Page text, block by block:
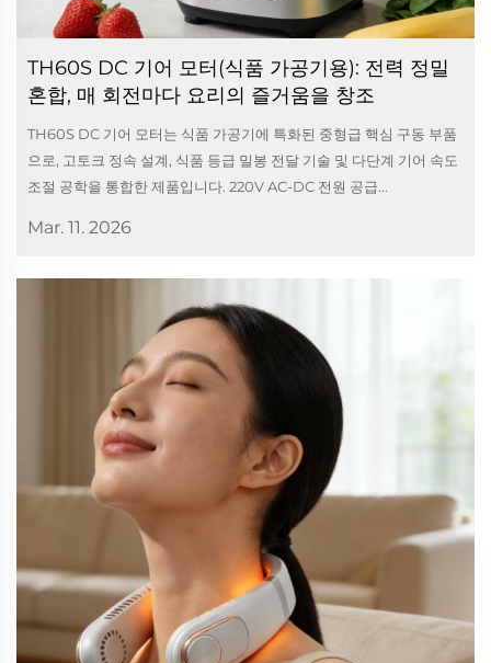
TH60S DC 기어 모터(식품 가공기용): 전력 정밀
혼합, 매 회전마다 요리의 즐거움을 창조
TH60S DC 기어 모터는 식품 가공기에 특화된 중형급 핵심 구동 부품
으로, 고토크 정속 설계, 식품 등급 밀봉 전달 기술 및 다단계 기어 속도
조절 공학을 통합한 제품입니다. 220V AC-DC 전원 공급...
Mar. 11. 2026